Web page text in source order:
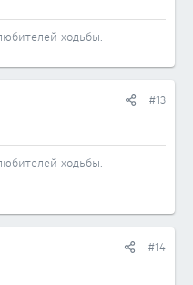
ходьбы.
#13
ходьбы.
#14